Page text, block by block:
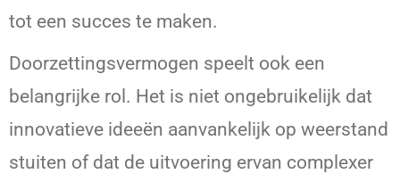
tot een succes te maken.
Doorzettingsvermogen speelt ook een
belangrijke rol. Het is niet ongebruikelijk dat
innovatieve ideeën aanvankelijk op weerstand
stuiten of dat de uitvoering ervan complexer